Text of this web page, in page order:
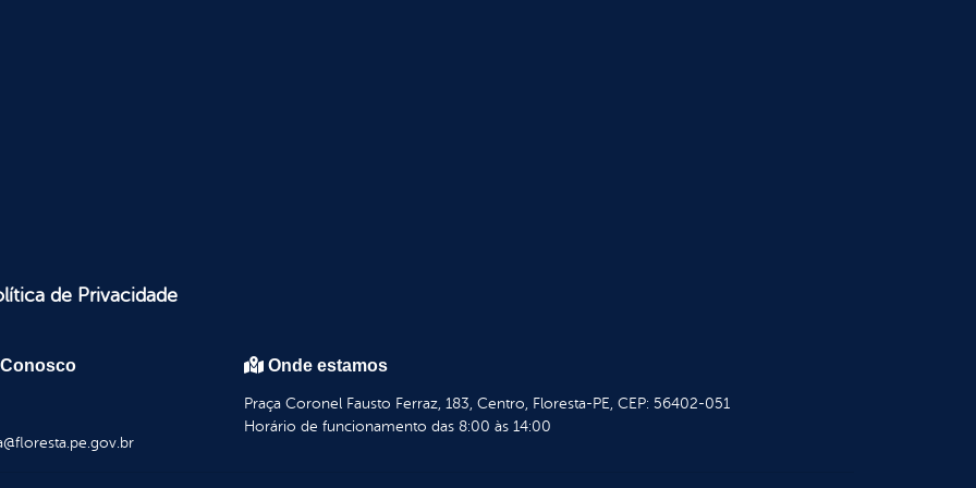
de Privacidade
Onde estamos
Praça Coronel Fausto Ferraz, 183, Centro, Floresta-PE, CEP: 56402-051
Horário de funcionamento das 8:00 às 14:00